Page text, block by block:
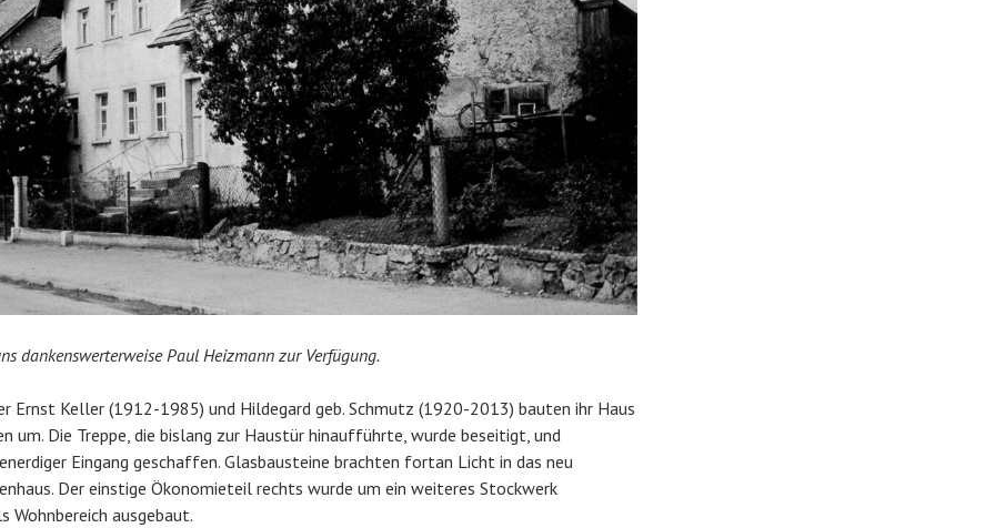
dankenswerterweise Paul Heizmann zur Verfügung.
Ernst Keller (1912-1985) und Hildegard geb. Schmutz (1920-2013) bauten ihr Haus
um. Die Treppe, die bislang zur Haustür hinaufführte, wurde beseitigt, und
Eingang geschaffen. Glasbausteine brachten fortan Licht in das neu
Der einstige Ökonomieteil rechts wurde um ein weiteres Stockwerk
Wohnbereich ausgebaut.